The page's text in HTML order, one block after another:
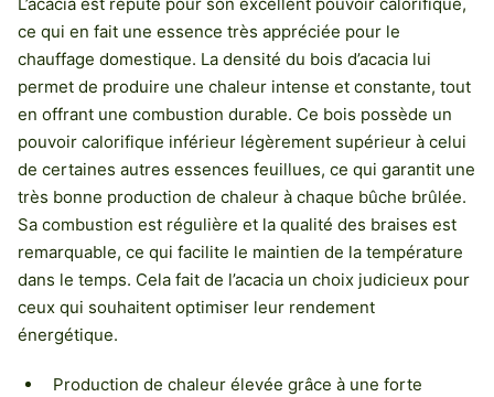
L’acacia est réputé pour son excellent pouvoir calorifique,
ce qui en fait une essence très appréciée pour le
chauffage domestique. La densité du bois d’acacia lui
permet de produire une chaleur intense et constante, tout
en offrant une combustion durable. Ce bois possède un
pouvoir calorifique inférieur légèrement supérieur à celui
de certaines autres essences feuillues, ce qui garantit une
très bonne production de chaleur à chaque bûche brûlée.
Sa combustion est régulière et la qualité des braises est
remarquable, ce qui facilite le maintien de la température
dans le temps. Cela fait de l’acacia un choix judicieux pour
ceux qui souhaitent optimiser leur rendement
énergétique.
Production de chaleur élevée grâce à une forte